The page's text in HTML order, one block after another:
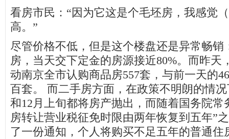
看房市民：“因为它这是个毛坯房，我感觉
高。”
尽管价格不低，但是这个楼盘还是异常畅销
房，当天交下定金的房源接近80%。而昨天
动南京全市认购商品房557套，与前一天的
百套。 而二手房方面，在政策不明朗的情
和12月上旬都将房产抛出，而随着国务院常
房转让营业税征免时限由两年恢复到五年”
了一份通知，个人将购买不足五年的普通住